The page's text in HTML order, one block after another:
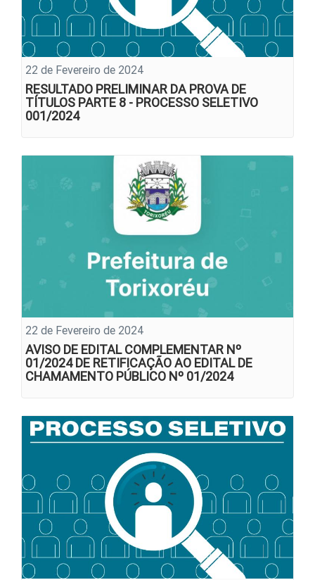
22 de Fevereiro de 2024
RESULTADO PRELIMINAR DA PROVA DE
TÍTULOS PARTE 8 - PROCESSO SELETIVO
001/2024
22 de Fevereiro de 2024
AVISO DE EDITAL COMPLEMENTAR Nº
01/2024 DE RETIFICAÇÃO AO EDITAL DE
CHAMAMENTO PÚBLICO Nº 01/2024